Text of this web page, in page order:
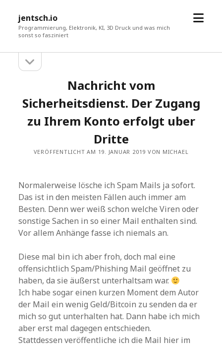
jentsch.io
Programmierung, Elektronik, KI, 3D Druck und was mich
sonst so fasziniert
Menü
Sidebaröffnen
Nachricht vom
Sicherheitsdienst. Der Zugang
zu Ihrem Konto erfolgt uber
Dritte
VERÖFFENTLICHT AM 19. JANUAR 2019 VON MICHAEL
Normalerweise lösche ich Spam Mails ja sofort.
Das ist in den meisten Fällen auch immer am
Besten. Denn wer weiß schon welche Viren oder
sonstige Sachen in so einer Mail enthalten sind.
Vor allem Anhänge fasse ich niemals an.
Diese mal bin ich aber froh, doch mal eine
offensichtlich Spam/Phishing Mail geöffnet zu
haben, da sie äußerst unterhaltsam war.
Ich habe sogar einen kurzen Moment dem Autor
der Mail ein wenig Geld/Bitcoin zu senden da er
mich so gut unterhalten hat. Dann habe ich mich
aber erst mal dagegen entschieden.
Stattdessen veröffentliche ich die Mail hier im